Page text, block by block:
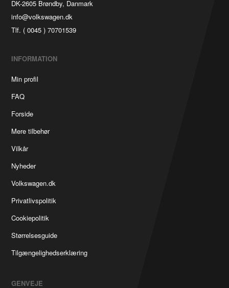
DK-2605 Brøndby, Danmark
info@volkswagen.dk
Tlf. ( 0045 ) 70701539
INFORMATION
Min profil
FAQ
Forside
Mere tilbehør
Vilkår
Nyheder
Volkswagen.dk
Privatlivspolitik
Cookiepolitik
Størrelsesguide
Tilgængelighedserklæring
GENVEJE